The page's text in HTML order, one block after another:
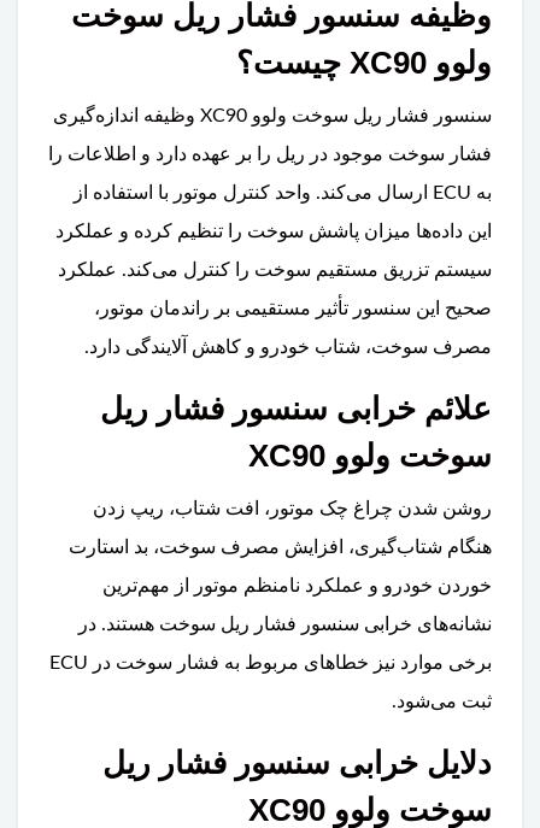
وظیفه سنسور فشار ریل سوخت
ولوو XC90 چیست؟
سنسور فشار ریل سوخت ولوو XC90 وظیفه اندازه‌گیری
فشار سوخت موجود در ریل را بر عهده دارد و اطلاعات را
به ECU ارسال می‌کند. واحد کنترل موتور با استفاده از
این داده‌ها میزان پاشش سوخت را تنظیم کرده و عملکرد
سیستم تزریق مستقیم سوخت را کنترل می‌کند. عملکرد
صحیح این سنسور تأثیر مستقیمی بر راندمان موتور،
مصرف سوخت، شتاب خودرو و کاهش آلایندگی دارد.
علائم خرابی سنسور فشار ریل
سوخت ولوو XC90
روشن شدن چراغ چک موتور، افت شتاب، ریپ زدن
هنگام شتاب‌گیری، افزایش مصرف سوخت، بد استارت
خوردن خودرو و عملکرد نامنظم موتور از مهم‌ترین
نشانه‌های خرابی سنسور فشار ریل سوخت هستند. در
برخی موارد نیز خطاهای مربوط به فشار سوخت در ECU
ثبت می‌شود.
دلایل خرابی سنسور فشار ریل
سوخت ولوو XC90